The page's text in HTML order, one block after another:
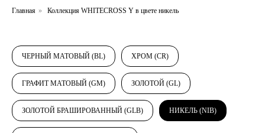
Главная » Коллекция WHITECROSS Y в цвете никель
ЧЕРНЫЙ МАТОВЫЙ (BL) ХРОМ (CR)
ГРАФИТ МАТОВЫЙ (GM) ЗОЛОТОЙ (GL)
ЗОЛОТОЙ БРАШИРОВАННЫЙ (GLB) НИКЕЛЬ (NIB)